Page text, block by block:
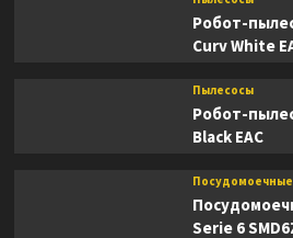
Робот-
Curv White
Пылесосы
Робот-
Black EAC
Serie 6